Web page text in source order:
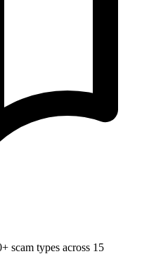
scam types across 15